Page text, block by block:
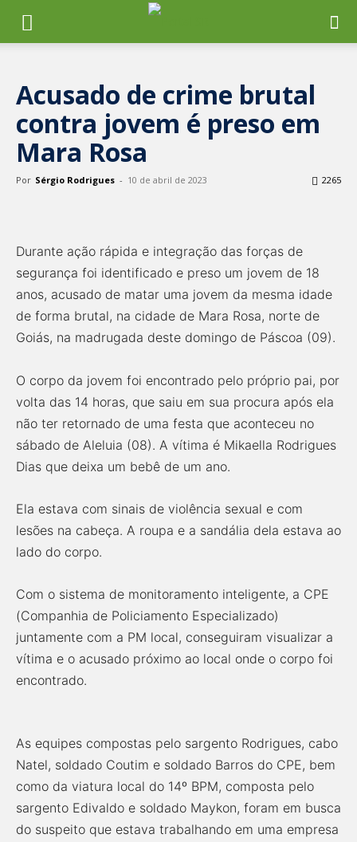
Acusado de crime brutal
contra jovem é preso em
Mara Rosa
Por Sérgio Rodrigues - 10 de abril de 2023 2265
Durante ação rápida e integração das forças de
segurança foi identificado e preso um jovem de 18
anos, acusado de matar uma jovem da mesma idade
de forma brutal, na cidade de Mara Rosa, norte de
Goiás, na madrugada deste domingo de Páscoa (09).
O corpo da jovem foi encontrado pelo próprio pai, por
volta das 14 horas, que saiu em sua procura após ela
não ter retornado de uma festa que aconteceu no
sábado de Aleluia (08). A vítima é Mikaella Rodrigues
Dias que deixa um bebê de um ano.
Ela estava com sinais de violência sexual e com
lesões na cabeça. A roupa e a sandália dela estava ao
lado do corpo.
Com o sistema de monitoramento inteligente, a CPE
(Companhia de Policiamento Especializado)
juntamente com a PM local, conseguiram visualizar a
vítima e o acusado próximo ao local onde o corpo foi
encontrado.
As equipes compostas pelo sargento Rodrigues, cabo
Natel, soldado Coutim e soldado Barros do CPE, bem
como da viatura local do 14º BPM, composta pelo
sargento Edivaldo e soldado Maykon, foram em busca
do suspeito que estava trabalhando em uma empresa